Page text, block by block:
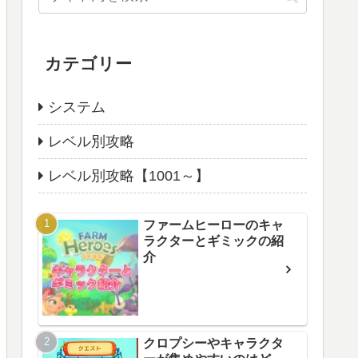
カテゴリー
システム
レベル別攻略
レベル別攻略【1001～】
ファームヒーローのキャ
ラクターとギミックの紹
介
クロプシーやキャラクタ